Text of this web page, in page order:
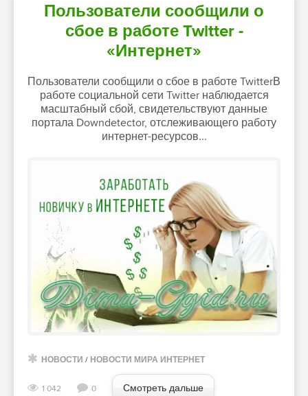
Пользователи сообщили о
сбое в работе Twitter -
«Интернет»
Пользователи сообщили о сбое в работе TwitterВ
работе социальной сети Twitter наблюдается
масштабный сбой, свидетельствуют данные
портала Downdetector, отслеживающего работу
интернет-ресурсов...
НОВОСТИ / НОВОСТИ МИРА ИНТЕРНЕТ
1 042 0 Смотреть дальше